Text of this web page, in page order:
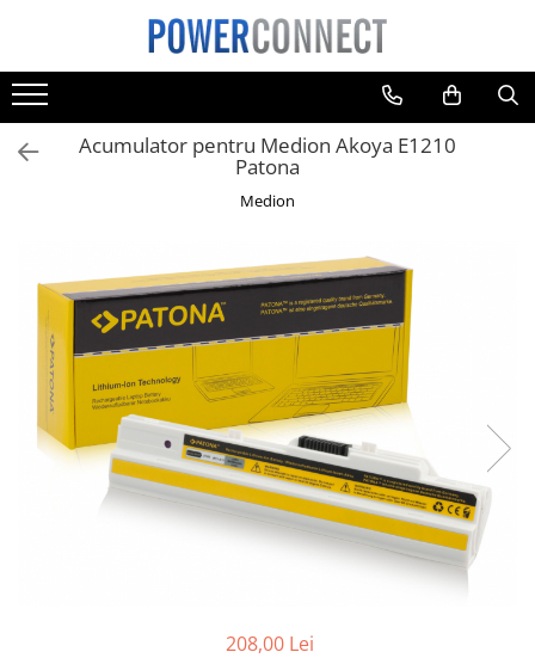
Toate Produsele
Sisteme filtrare apa
Sisteme filtrare apa
Camere video
Telefoane mobile
Aspiratoare
Diverse
Adaptoare
Boxe portabile
POS/Scanere coduri de bare
Acumulator pentru Medion Akoya E1210
Patona
Medion
208,00 Lei